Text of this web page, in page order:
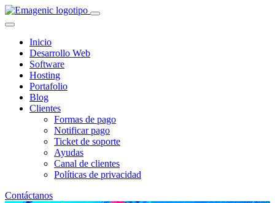
Inicio
Desarrollo Web
Software
Hosting
Portafolio
Blog
Clientes
Formas de pago
Notificar pago
Ticket de soporte
Ayudas
Canal de clientes
Políticas de privacidad
Contáctanos